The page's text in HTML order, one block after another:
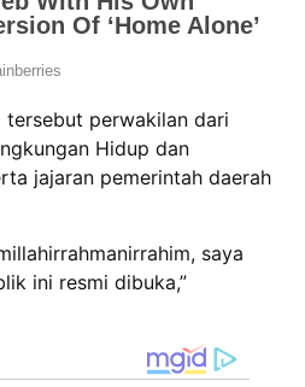
perwakilan dari
Hidup dan
jajaran pemerintah daerah
saya
ini resmi dibuka,”